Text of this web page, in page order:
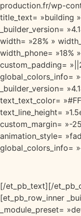
production.fr/wp-
title_text= »building
_builder_version=
width= »28% »
width_phone= »18%
custom_padding=
global_colors_info=
_builder_version=
text_text_color=
text_line_height=
custom_margin= »-
animation_style=
global_colors_info=
[/et_pb_text][/
[et_pb_row_inner
_module_preset=